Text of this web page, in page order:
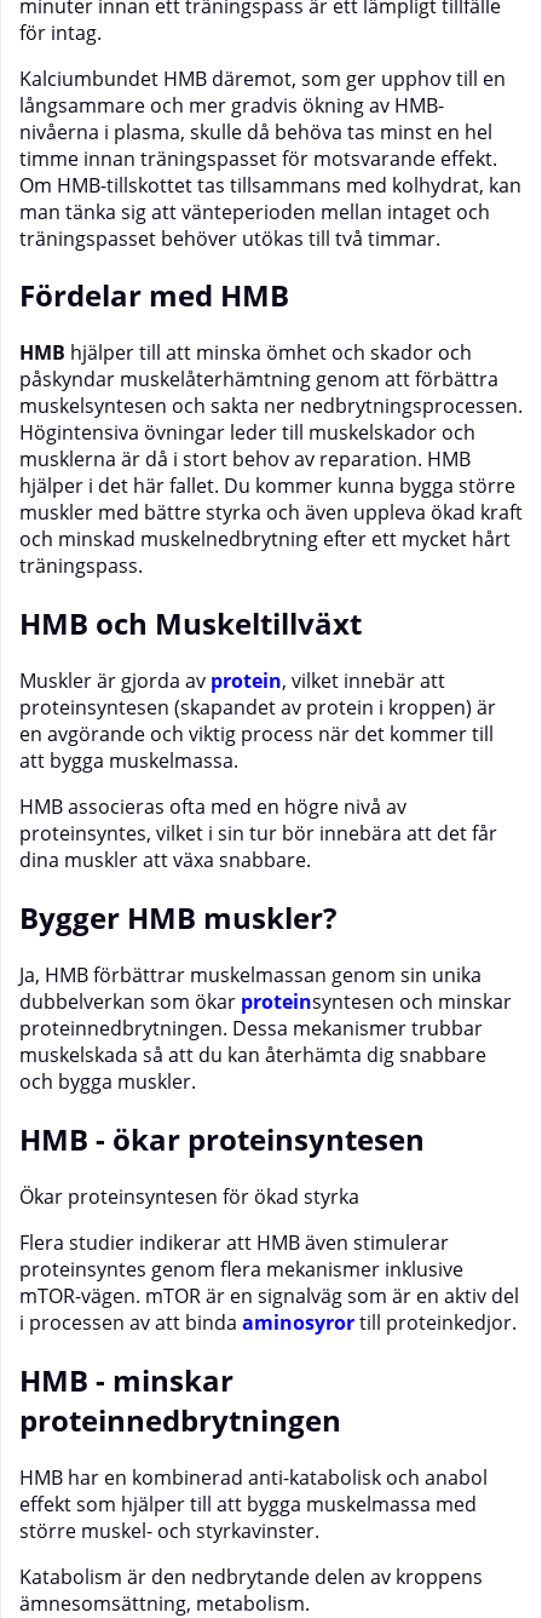
minuter innan ett träningspass är ett lämpligt tillfälle
för intag.
Kalciumbundet HMB däremot, som ger upphov till en
långsammare och mer gradvis ökning av HMB-
nivåerna i plasma, skulle då behöva tas minst en hel
timme innan träningspasset för motsvarande effekt.
Om HMB-tillskottet tas tillsammans med kolhydrat, kan
man tänka sig att vänteperioden mellan intaget och
träningspasset behöver utökas till två timmar.
Fördelar med HMB
HMB hjälper till att minska ömhet och skador och
påskyndar muskelåterhämtning genom att förbättra
muskelsyntesen och sakta ner nedbrytningsprocessen.
Högintensiva övningar leder till muskelskador och
musklerna är då i stort behov av reparation. HMB
hjälper i det här fallet. Du kommer kunna bygga större
muskler med bättre styrka och även uppleva ökad kraft
och minskad muskelnedbrytning efter ett mycket hårt
träningspass.
HMB och Muskeltillväxt
Muskler är gjorda av protein, vilket innebär att
proteinsyntesen (skapandet av protein i kroppen) är
en avgörande och viktig process när det kommer till
att bygga muskelmassa.
HMB associeras ofta med en högre nivå av
proteinsyntes, vilket i sin tur bör innebära att det får
dina muskler att växa snabbare.
Bygger HMB muskler?
Ja, HMB förbättrar muskelmassan genom sin unika
dubbelverkan som ökar proteinsyntesen och minskar
proteinnedbrytningen. Dessa mekanismer trubbar
muskelskada så att du kan återhämta dig snabbare
och bygga muskler.
HMB - ökar proteinsyntesen
Ökar proteinsyntesen för ökad styrka
Flera studier indikerar att HMB även stimulerar
proteinsyntes genom flera mekanismer inklusive
mTOR-vägen. mTOR är en signalväg som är en aktiv del
i processen av att binda aminosyrortill proteinkedjor.
HMB - minskar
proteinnedbrytningen
HMB har en kombinerad anti-katabolisk och anabol
effekt som hjälper till att bygga muskelmassa med
större muskel- och styrkavinster.
Katabolism är den nedbrytande delen av kroppens
ämnesomsättning, metabolism.